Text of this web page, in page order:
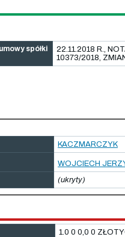
spółki
22.11.2018 R.,
10373/2018,
KACZMARCZYK
WOJCIECH
(ukryty)
1.0 0 0,0 0